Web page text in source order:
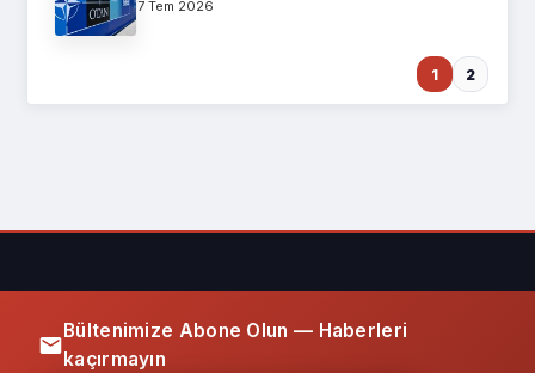
7 Tem 2026
1 2
Bültenimize Abone Olun — Haberleri
kaçırmayın